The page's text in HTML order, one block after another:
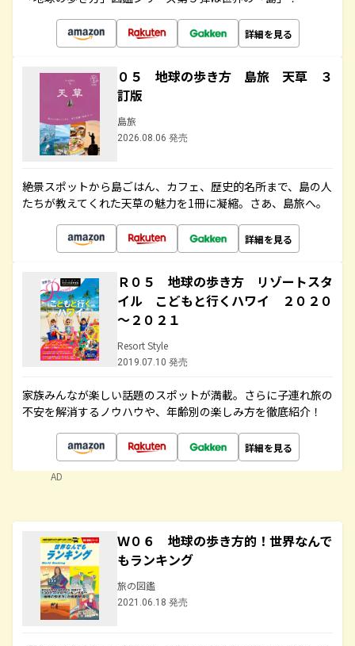
詳細を見る
０５ 地球の歩き方 島旅 天草 ３
訂版
島旅
2026.08.06 発売
絶景スポットから島ごはん、カフェ、歴史的名所まで、島の人
たちが教えてくれた天草の魅力を1冊に凝縮。さあ、島旅へ。
詳細を見る
Ｒ０５ 地球の歩き方 リゾートスタ
イル こどもと行くハワイ ２０２０
～２０２１
Resort Style
2019.07.10 発売
家族みんなが楽しい話題のスポットが満載。さらに子連れ旅の
不安を解消するノウハウや、年齢別の楽しみ方を徹底紹介！
詳細を見る
AD
Ｗ０６ 地球の歩き方的！世界なんで
もランキング
旅の図鑑
2021.06.18 発売